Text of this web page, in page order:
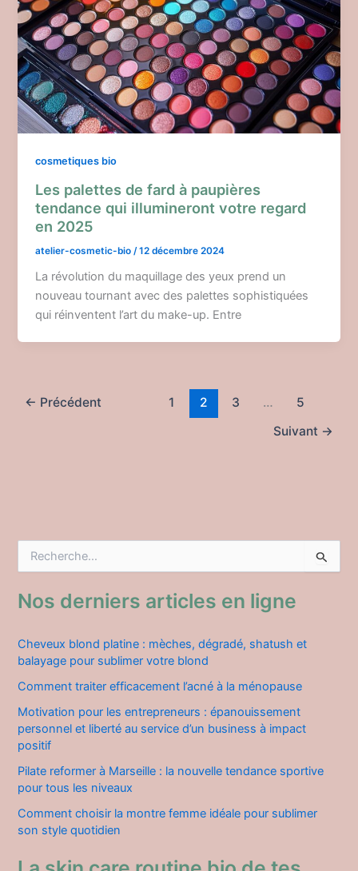
cosmetiques bio
Les palettes de fard à paupières
tendance qui illumineront votre regard
en 2025
atelier-cosmetic-bio /12 décembre 2024
La révolution du maquillage des yeux prend un
nouveau tournant avec des palettes sophistiquées
qui réinventent l’art du make-up. Entre
← Précédent 1 2 3 …
5
Suivant →
h
e
c
h
r
Nos derniers articles en ligne
Cheveux blond platine : mèches, dégradé, shatush et
balayage pour sublimer votre blond
Comment traiter efficacement l’acné à la ménopause
Motivation pour les entrepreneurs : épanouissement
personnel et liberté au service d’un business à impact
positif
Pilate reformer à Marseille : la nouvelle tendance sportive
pour tous les niveaux
Comment choisir la montre femme idéale pour sublimer
son style quotidien